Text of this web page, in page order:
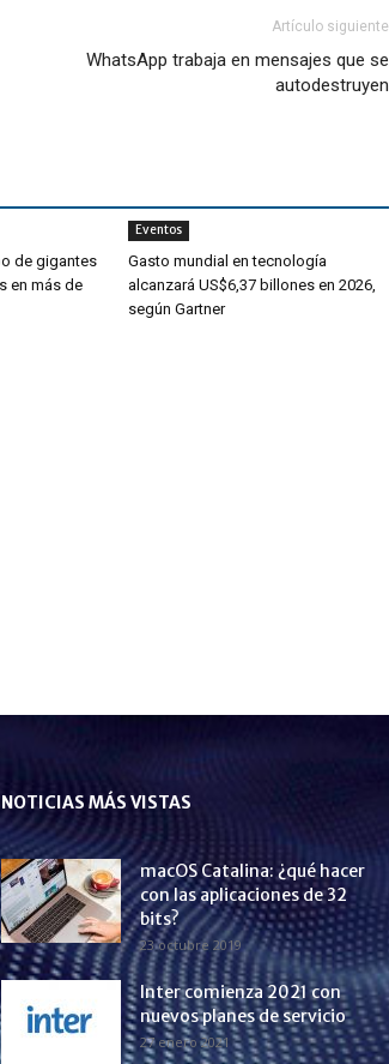
Artículo siguiente
WhatsApp trabaja en mensajes que se
autodestruyen
de gigantes
en más de
Eventos
Gasto mundial en tecnología
alcanzará US$6,37 billones en 2026,
según Gartner
NOTICIAS MÁS VISTAS
macOS Catalina: ¿qué hacer
con las aplicaciones de 32
bits?
23 octubre 2019
Inter comienza 2021 con
nuevos planes de servicio
27 enero 2021